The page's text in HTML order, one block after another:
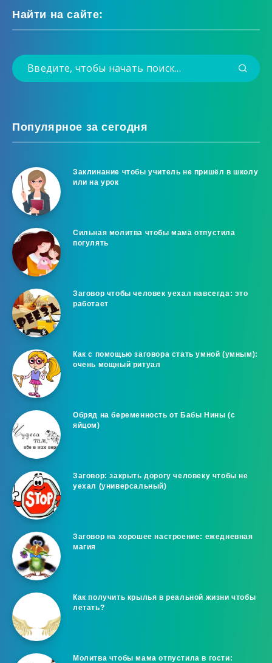
Найти на сайте:
Популярное за сегодня
Заклинание чтобы учитель не пришёл в школу
или на урок
Сильная молитва чтобы мама отпустила
погулять
Заговор чтобы человек уехал навсегда: это
работает
Как с помощью заговора стать умной (умным):
очень мощный ритуал
Обряд на беременность от Бабы Нины (с
яйцом)
Заговор: закрыть дорогу человеку чтобы не
уехал (универсальный)
Заговор на хорошее настроение: ежедневная
магия
Как получить крылья в реальной жизни чтобы
летать?
Молитва чтобы мама отпустила в гости: